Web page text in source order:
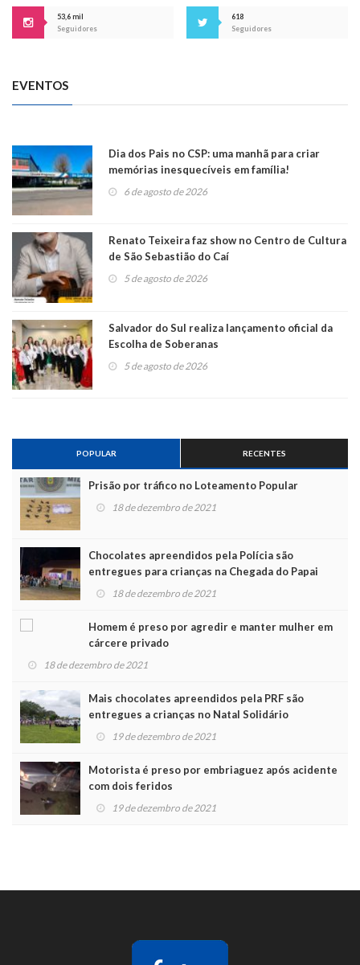
53,6 mil
Seguidores
618
Seguidores
EVENTOS
Dia dos Pais no CSP: uma manhã para criar
memórias inesquecíveis em família!
6 de agosto de 2026
Renato Teixeira faz show no Centro de Cultura
de São Sebastião do Caí
5 de agosto de 2026
Salvador do Sul realiza lançamento oficial da
Escolha de Soberanas
5 de agosto de 2026
POPULAR RECENTES
Prisão por tráfico no Loteamento Popular
18 de dezembro de 2021
Chocolates apreendidos pela Polícia são
entregues para crianças na Chegada do Papai
Noel
18 de dezembro de 2021
Homem é preso por agredir e manter mulher em
cárcere privado
18 de dezembro de 2021
Mais chocolates apreendidos pela PRF são
entregues a crianças no Natal Solidário
19 de dezembro de 2021
Motorista é preso por embriaguez após acidente
com dois feridos
19 de dezembro de 2021